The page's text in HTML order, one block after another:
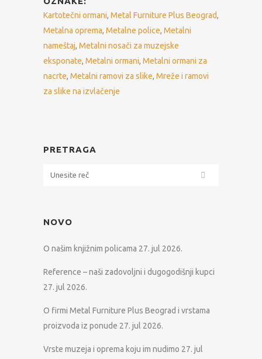
Kartotečni ormani, Metal Furniture Plus Beograd,
Metalna oprema, Metalne police, Metalni
nameštaj, Metalni nosači za muzejske
eksponate, Metalni ormani, Metalni ormani za
nacrte, Metalni ramovi za slike, Mreže i ramovi
za slike na izvlačenje
PRETRAGA
NOVO
O našim knjižnim policama 27. jul 2026.
Reference – naši zadovoljni i dugogodišnji kupci
27. jul 2026.
O firmi Metal Furniture Plus Beograd i vrstama
proizvoda iz ponude 27. jul 2026.
Vrste muzeja i oprema koju im nudimo 27. jul